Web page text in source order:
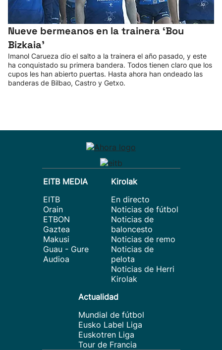
Nueve bermeanos en la trainera ‘Bou
Bizkaia'
Imanol Carueza dio el salto a la trainera el año pasado, y este
ha conquistado su primera bandera. Todos tienen claro que los
cupos les han abierto puertas. Hasta ahora han ondeado las
banderas de Bilbao, Castro y Getxo.
EITB MEDIA
EITB
Orain
ETBON
Gaztea
Makusi
Guau - Gure
Audioa
Kirolak
En directo
Noticias de fútbol
Noticias de
baloncesto
Noticias de remo
Noticias de
pelota
Noticias de Herri
Kirolak
Actualidad
Mundial de fútbol
Eusko Label Liga
Euskotren Liga
Tour de Francia